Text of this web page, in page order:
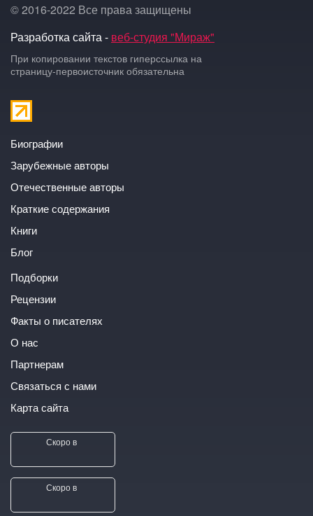
© 2016-2022 Все права защищены
Разработка сайта - веб-студия "Мираж"
При копировании текстов гиперссылка на
страницу-первоисточник обязательна
Биографии
Зарубежные авторы
Отечественные авторы
Краткие содержания
Книги
Блог
Подборки
Рецензии
Факты о писателях
О нас
Партнерам
Связаться с нами
Карта сайта
Скоро в
Скоро в